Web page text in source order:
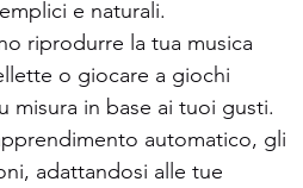
e naturali.
riprodurre la tua musica
o giocare a giochi
in base ai tuoi gusti.
automatico, gli
adattandosi alle tue